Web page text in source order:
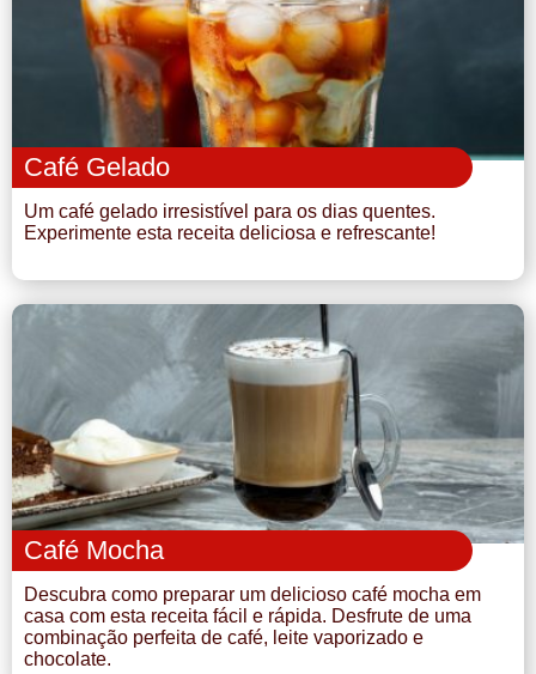
Café Gelado
Um café gelado irresistível para os dias quentes.
Experimente esta receita deliciosa e refrescante!
Café Mocha
Descubra como preparar um delicioso café mocha em
casa com esta receita fácil e rápida. Desfrute de uma
combinação perfeita de café, leite vaporizado e
chocolate.